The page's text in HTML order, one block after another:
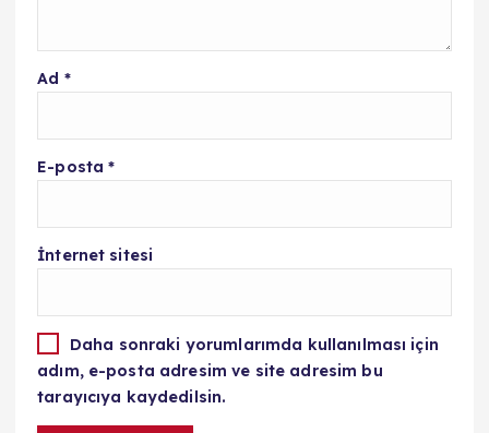
Ad *
E-posta*
İnternet sitesi
Daha sonraki yorumlarımda kullanılması için
adım, e-posta adresim ve site adresim bu
tarayıcıya kaydedilsin.